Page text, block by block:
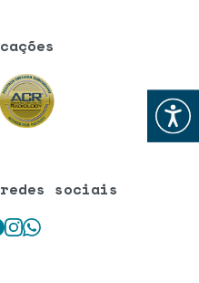
Abrir
redes sociais
Instagram
WhatsApp